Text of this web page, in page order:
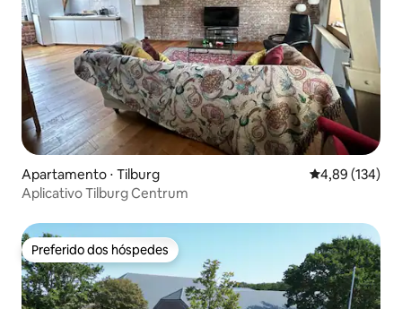
Apartamento ⋅ Tilburg 4,89 de uma
4,89 (134)
Aplicativo Tilburg Centrum
Preferido dos hóspedes
Preferido dos hóspedes